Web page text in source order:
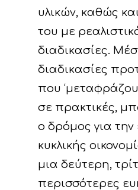
υλικών, καθώς
του με
διαδικασίες.
διαδικασίες
που
σε πρακτικές,
ο δρόμος για
κυκλικής
μια δεύτερη,
περισσότερες